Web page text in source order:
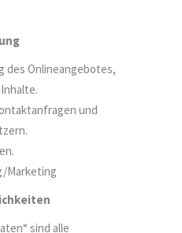
des Onlineangebotes,
und
Marketing
sind alle